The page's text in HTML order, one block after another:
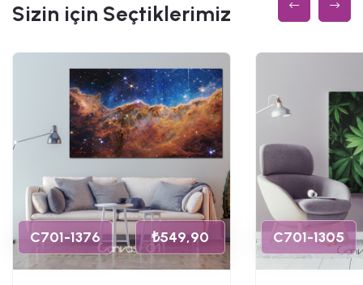
Sizin için Seçtiklerimiz
C701-1376 ₺549,90 C701-1305